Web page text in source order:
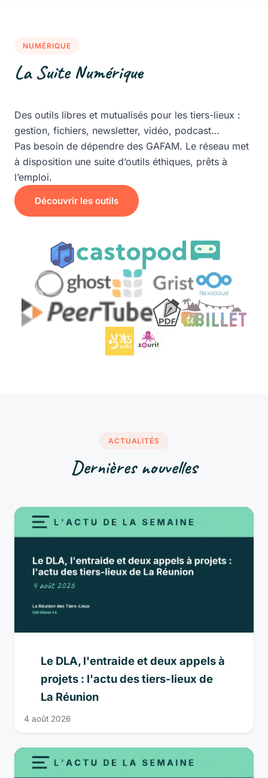
NUMÉRIQUE
La Suite Numérique
Des outils libres et mutualisés pour les tiers-lieux :
gestion, fichiers, newsletter, vidéo, podcast…
Pas besoin de dépendre des GAFAM. Le réseau met
à disposition une suite d’outils éthiques, prêts à
l’emploi.
Découvrir les outils
ACTUALITÉS
Dernières nouvelles
Le DLA, l'entraide et deux appels à
projets : l'actu des tiers-lieux de
La Réunion
4 août 2026